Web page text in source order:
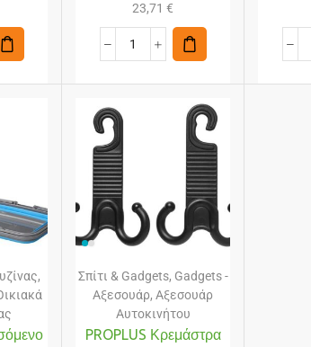
23,71€
,
Σπίτι & Gadgets, Gadgets -
Αξεσουάρ,Αξεσουάρ
Αυτοκινήτου
PROPLUS Κρεμάστρα